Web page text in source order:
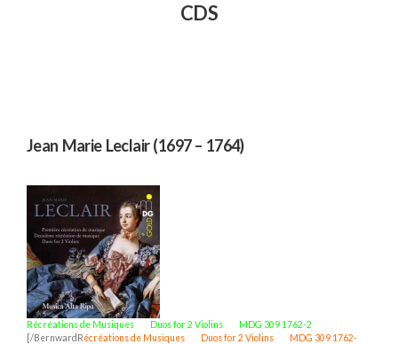
CDS
Jean Marie Leclair (1697 – 1764)
Récréations de Musiques Duos for 2 Violins MDG 309 1762-2
[/BernwardRécréations de Musiques Duos for 2 Violins MDG 309 1762-